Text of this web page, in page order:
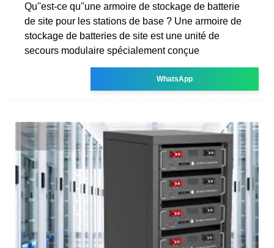
Qu''est-ce qu''une armoire de stockage de batterie
de site pour les stations de base ? Une armoire de
stockage de batteries de site est une unité de
secours modulaire spécialement conçue
WhatsApp